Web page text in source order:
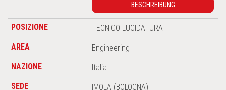
BESCHREIBUNG
TECNICO LUCIDATURA
Engineering
Italia
IMOLA (BOLOGNA)